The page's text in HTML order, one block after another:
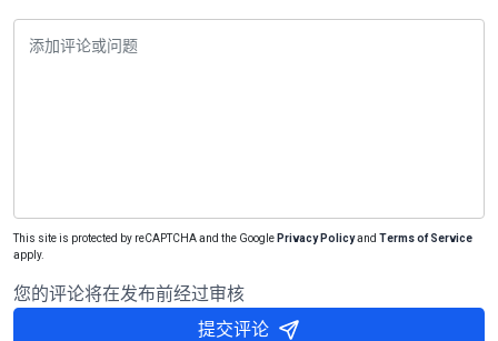
This site is protected by reCAPTCHA and the Google Privacy Policyand Terms of Service
apply.
您的评论将在发布前经过审核
提交评论